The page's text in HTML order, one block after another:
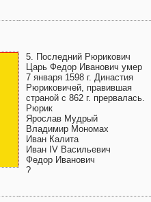
5. Последний Рюрикович
Царь Федор Иванович умер
7 января 1598 г. Династия
Рюриковичей, правившая
страной с 862 г. прервалась.
Рюрик
Ярослав Мудрый
Владимир Мономах
Иван Калита
Иван IV Васильевич
Федор Иванович
?